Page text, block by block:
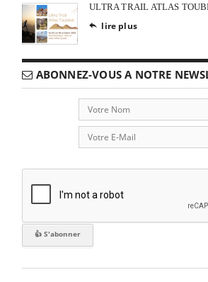
ULTRA TRAIL ATLAS
 lire plus
ABONNEZ-VOUS A NOTRE